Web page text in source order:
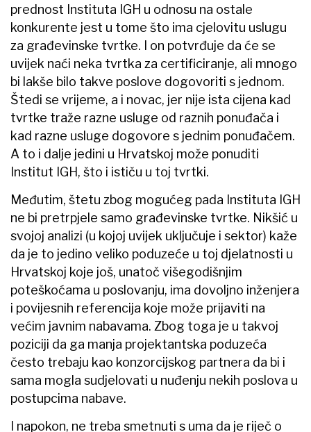
prednost Instituta IGH u odnosu na ostale
konkurente jest u tome što ima cjelovitu uslugu
za građevinske tvrtke. I on potvrđuje da će se
uvijek naći neka tvrtka za certificiranje, ali mnogo
bi lakše bilo takve poslove dogovoriti s jednom.
Štedi se vrijeme, a i novac, jer nije ista cijena kad
tvrtke traže razne usluge od raznih ponuđača i
kad razne usluge dogovore s jednim ponuđačem.
A to i dalje jedini u Hrvatskoj može ponuditi
Institut IGH, što i ističu u toj tvrtki.
Međutim, štetu zbog mogućeg pada Instituta IGH
ne bi pretrpjele samo građevinske tvrtke. Nikšić u
svojoj analizi (u kojoj uvijek uključuje i sektor) kaže
da je to jedino veliko poduzeće u toj djelatnosti u
Hrvatskoj koje još, unatoč višegodišnjim
poteškoćama u poslovanju, ima dovoljno inženjera
i povijesnih referencija koje može prijaviti na
većim javnim nabavama. Zbog toga je u takvoj
poziciji da ga manja projektantska poduzeća
često trebaju kao konzorcijskog partnera da bi i
sama mogla sudjelovati u nuđenju nekih poslova u
postupcima nabave.
I napokon, ne treba smetnuti s uma da je riječ o